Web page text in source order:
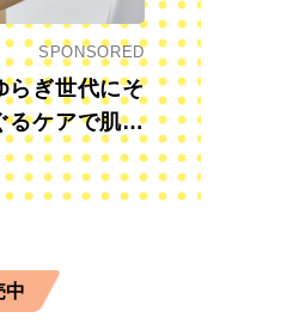
SPONSORED
らぎ世代にそ
るケアで肌も
中